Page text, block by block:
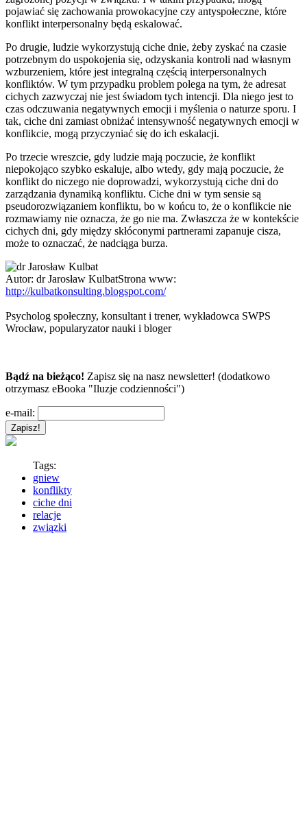
pojawiać się zachowania prowokacyjne czy antyspołeczne, które
konflikt interpersonalny będą eskalować.
Po drugie, ludzie wykorzystują ciche dnie, żeby zyskać na czasie
potrzebnym do uspokojenia się, odzyskania kontroli nad własnym
wzburzeniem, które jest integralną częścią interpersonalnych
konfliktów. W tym przypadku problem polega na tym, że adresat
cichych zazwyczaj nie jest świadom tych intencji. Dla niego jest to
czas odczuwania negatywnych emocji i myślenia o naturze sporu. I
tak, ciche dni zamiast obniżać intensywność negatywnych emocji w
konflikcie, mogą przyczyniać się do ich eskalacji.
Po trzecie wreszcie, gdy ludzie mają poczucie, że konflikt
niepokojąco szybko eskaluje, albo wtedy, gdy mają poczucie, że
konflikt do niczego nie doprowadzi, wykorzystują ciche dni do
zarządzania dynamiką konfliktu. Ciche dni w tym sensie są
pseudorozwiązaniem konfliktu, bo w końcu to, że o konflikcie nie
rozmawiamy nie oznacza, że go nie ma. Zwłaszcza że w kontekście
cichych dni, gdy między skłóconymi partnerami zapanuje cisza,
może to oznaczać, że nadciąga burza.
Autor: dr Jarosław KulbatStrona www:
http://kulbatkonsulting.blogspot.com/
Psycholog społeczny, konsultant i trener, wykładowca SWPS
Wrocław, popularyzator nauki i bloger
Bądź na bieżąco! Zapisz się na nasz newsletter! (dodatkowo
otrzymasz eBooka "Iluzje codzienności")
e-mail:
Tags:
gniew
konflikty
ciche dni
relacje
związki